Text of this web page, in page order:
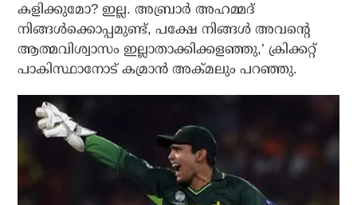
കളിക്കുമോ? ഇല്ല. അബ്രാര്‍ അഹമ്മദ്
നിങ്ങള്‍ക്കൊപ്പമുണ്ട്, പക്ഷേ നിങ്ങള്‍ അവന്റെ
ആത്മവിശ്വാസം ഇല്ലാതാക്കിക്കളഞ്ഞു,’ ക്രിക്കറ്റ്
പാകിസ്ഥാനോട് കമ്രാന്‍ അക്മലും പറഞ്ഞു.